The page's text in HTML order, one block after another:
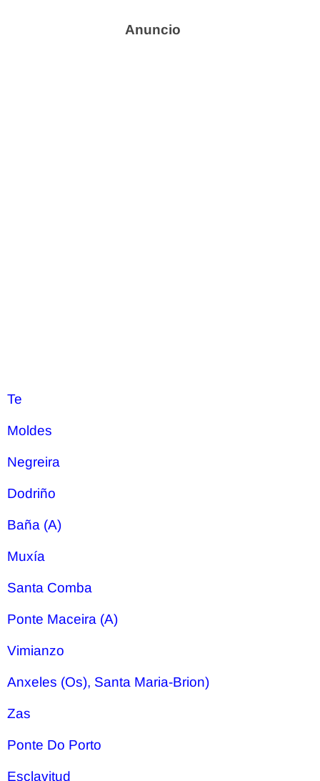
Te
Moldes
Negreira
Dodriño
Baña (A)
Muxía
Santa Comba
Ponte Maceira (A)
Vimianzo
Anxeles (Os), Santa Maria-Brion)
Zas
Ponte Do Porto
Esclavitud